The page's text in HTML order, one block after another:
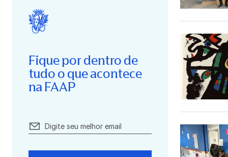
Fique por dentro de
tudo o que acontece
na FAAP